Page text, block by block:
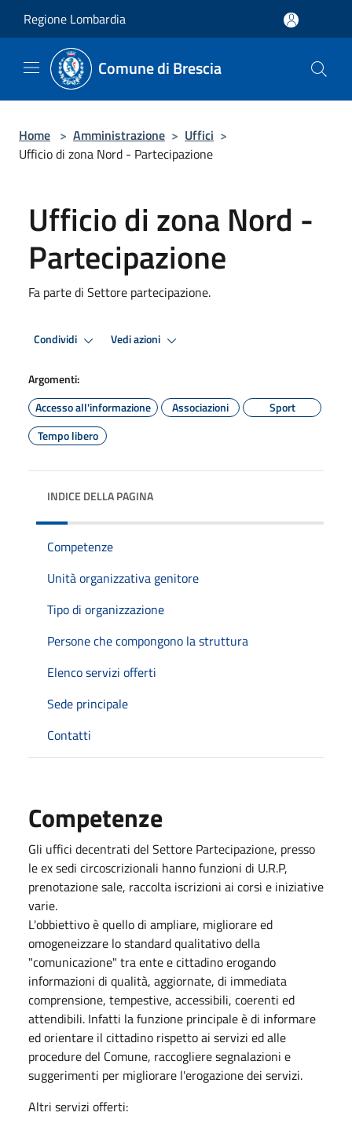
Regione Lombardia
Comune di Brescia
Home > Amministrazione > Uffici >
Ufficio di zona Nord - Partecipazione
Ufficio di zona Nord -
Partecipazione
Fa parte di Settore partecipazione.
Condividi Vedi azioni
Argomenti:
Accesso all'informazione
Associazioni
Sport
Tempo libero
INDICE DELLA PAGINA
Competenze
Unità organizzativa genitore
Tipo di organizzazione
Persone che compongono la struttura
Elenco servizi offerti
Sede principale
Contatti
Competenze
Gli uffici decentrati del Settore Partecipazione, presso
le ex sedi circoscrizionali hanno funzioni di U.R.P,
prenotazione sale, raccolta iscrizioni ai corsi e iniziative
varie.
L'obbiettivo è quello di ampliare, migliorare ed
omogeneizzare lo standard qualitativo della
"comunicazione" tra ente e cittadino erogando
informazioni di qualità, aggiornate, di immediata
comprensione, tempestive, accessibili, coerenti ed
attendibili. Infatti la funzione principale è di informare
ed orientare il cittadino rispetto ai servizi ed alle
procedure del Comune, raccogliere segnalazioni e
suggerimenti per migliorare l'erogazione dei servizi.
Altri servizi offerti: